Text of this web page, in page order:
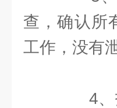
查，确认所
工作，没有
4、投